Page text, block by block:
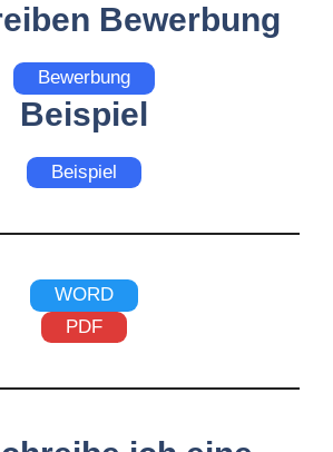
Bewerbung
Bewerbung
Beispiel
Beispiel
WORD
PDF